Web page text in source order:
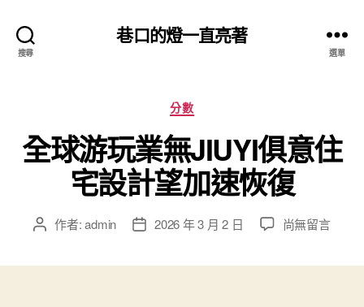
搜尋
巷口的燈一直亮著
選單
分
類
分數
全球游玩業無JIUYI俱意住
宅設計望加速恢復
文 作者:admin
文 2026 年 3 月 2 日
在
尚無留言